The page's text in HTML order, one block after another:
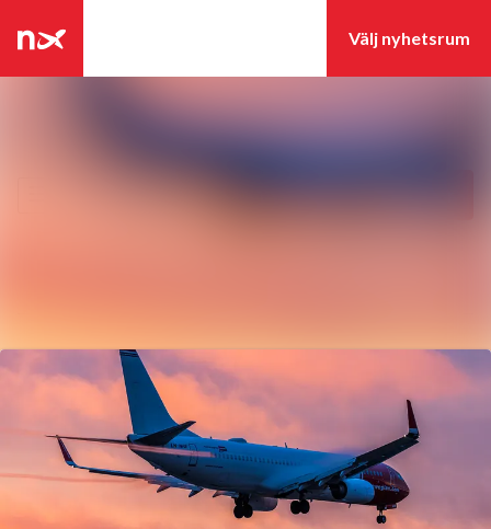
Senaste nyheterna
Nyhetsarkiv
Mediearkiv
FöljFöljer